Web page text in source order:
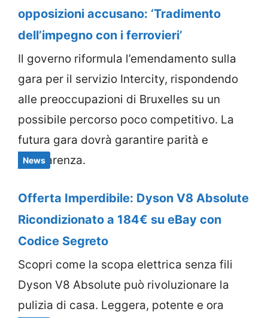
opposizioni accusano: ‘Tradimento
dell’impegno con i ferrovieri’
Il governo riformula l’emendamento sulla
gara per il servizio Intercity, rispondendo
alle preoccupazioni di Bruxelles su un
possibile percorso poco competitivo. La
futura gara dovrà garantire parità e
trasparenza.
News
Offerta Imperdibile: Dyson V8 Absolute
Ricondizionato a 184€ su eBay con
Codice Segreto
Scopri come la scopa elettrica senza fili
Dyson V8 Absolute può rivoluzionare la
pulizia di casa. Leggera, potente e ora